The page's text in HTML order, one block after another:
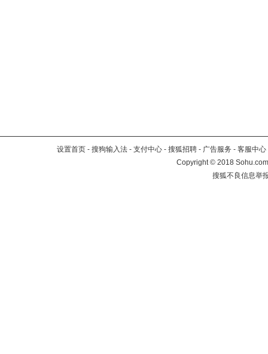
设置首页 - 搜狗输入法 - 支付中心 - 搜狐招聘 - 广告服务 - 客服中心
Copyright©2018
搜狐不良信息举